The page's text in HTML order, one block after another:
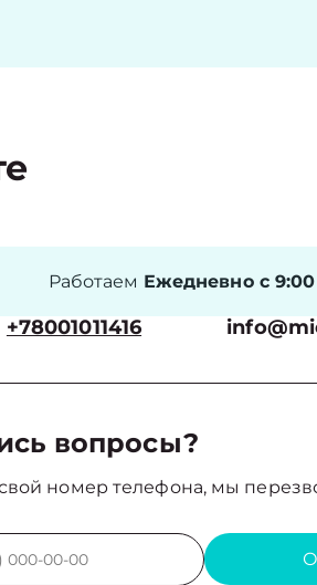
Работаем Ежедневно с 9:00
+78001011416
вопросы?
номер телефона, мы